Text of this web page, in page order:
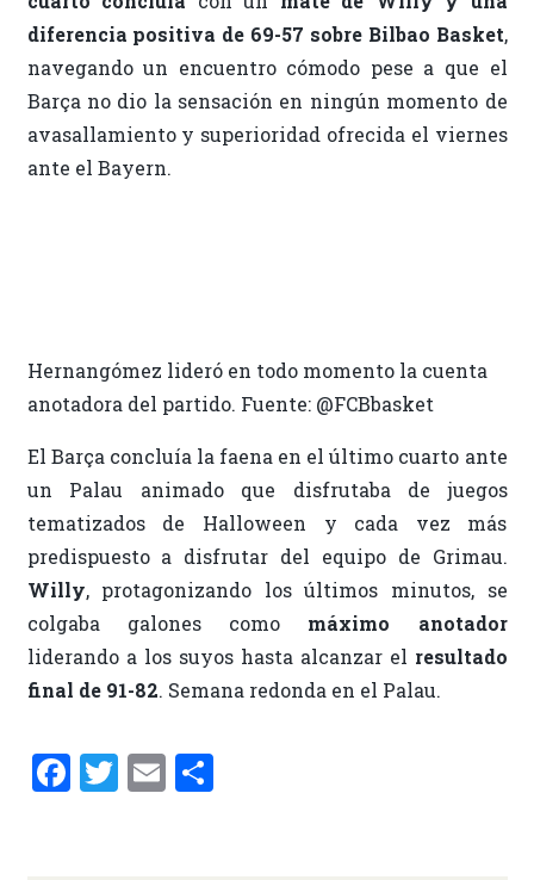
diferencia positiva de 69-57 sobre Bilbao Basket,
navegando un encuentro cómodo pese a que el
Barça no dio la sensación en ningún momento de
avasallamiento y superioridad ofrecida el viernes
ante el Bayern.
Hernangómez lideró en todo momento la cuenta
anotadora del partido. Fuente: @FCBbasket
El Barça concluía la faena en el último cuarto ante
un Palau animado que disfrutaba de juegos
tematizados de Halloween y cada vez más
predispuesto a disfrutar del equipo de Grimau.
Willy, protagonizando los últimos minutos, se
colgaba galones como máximo anotador
liderando a los suyos hasta alcanzar el resultado
final de 91-82. Semana redonda en el Palau.
F T E C